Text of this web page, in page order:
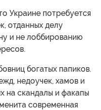
Украине потребуется
отданных делу
и не лоббированию
богатых папиков.
недоучек, хамов и
на скандалы и факапы
современная